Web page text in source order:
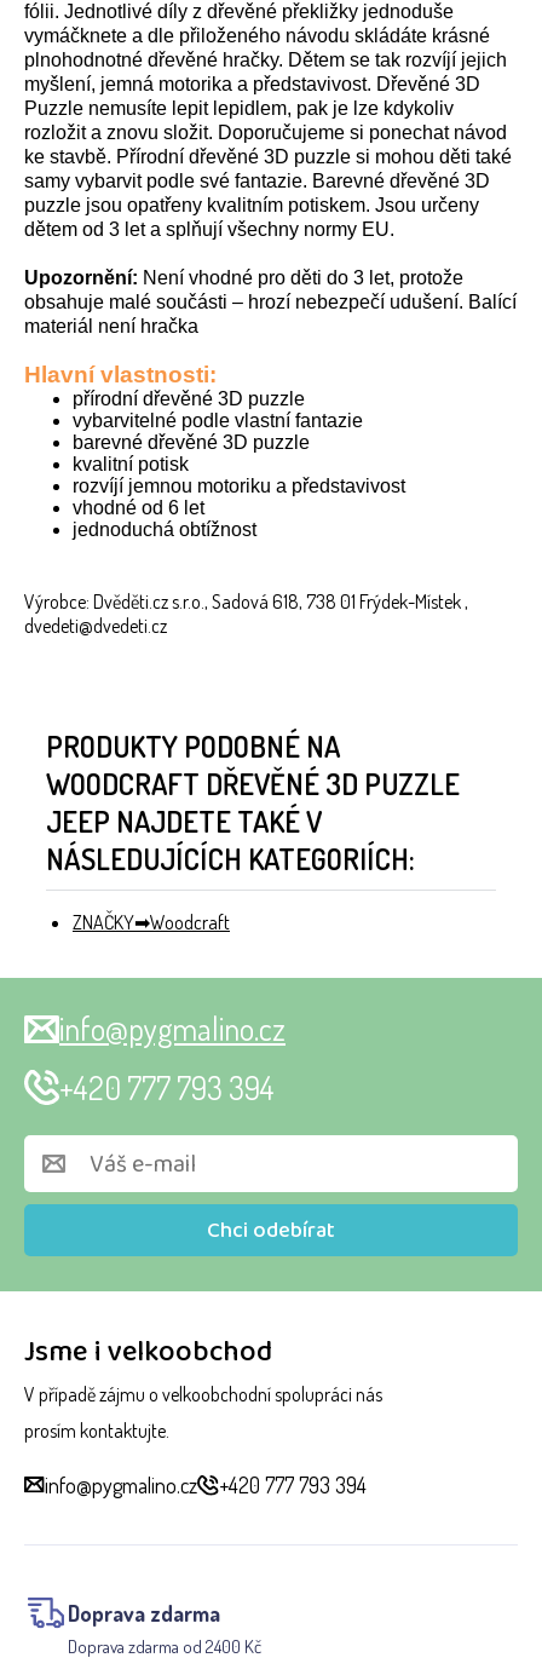
fólii. Jednotlivé díly z dřevěné překližky jednoduše
vymáčknete a dle přiloženého návodu skládáte krásné
plnohodnotné dřevěné hračky. Dětem se tak rozvíjí jejich
myšlení, jemná motorika a představivost. Dřevěné 3D
Puzzle nemusíte lepit lepidlem, pak je lze kdykoliv
rozložit a znovu složit. Doporučujeme si ponechat návod
ke stavbě. Přírodní dřevěné 3D puzzle si mohou děti také
samy vybarvit podle své fantazie. Barevné dřevěné 3D
puzzle jsou opatřeny kvalitním potiskem. Jsou určeny
dětem od 3 let a splňují všechny normy EU.
Upozornění: Není vhodné pro děti do 3 let, protože
obsahuje malé součásti – hrozí nebezpečí udušení. Balící
materiál není hračka
Hlavní vlastnosti:
přírodní dřevěné 3D puzzle
vybarvitelné podle vlastní fantazie
barevné dřevěné 3D puzzle
kvalitní potisk
rozvíjí jemnou motoriku a představivost
vhodné od 6 let
jednoduchá obtížnost
Výrobce: Dvěděti.cz s.r.o., Sadová 618, 738 01 Frýdek-Místek ,
dvedeti@dvedeti.cz
PRODUKTY PODOBNÉ NA
WOODCRAFT DŘEVĚNÉ 3D PUZZLE
JEEP NAJDETE TAKÉ V
NÁSLEDUJÍCÍCH KATEGORIÍCH:
ZNAČKY Woodcraft
Jsme i velkoobchod
V případě zájmu o velkoobchodní spolupráci nás
prosím kontaktujte.
info@pygmalino.cz +420 777 793 394
Doprava zdarma
Doprava zdarma od 2400 Kč
Chci odebírat
info@pygmalino.cz
+420 777 793 394